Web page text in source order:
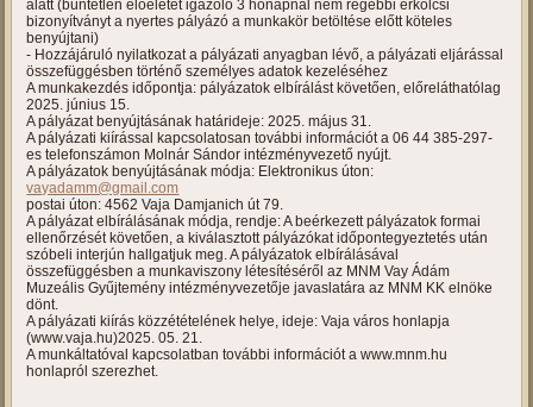
alatt (büntetlen előéletet igazoló 3 hónapnál nem régebbi erkölcsi
bizonyítványt a nyertes pályázó a munkakör betöltése előtt köteles
benyújtani)
- Hozzájáruló nyilatkozat a pályázati anyagban lévő, a pályázati eljárással
összefüggésben történő személyes adatok kezeléséhez
A munkakezdés időpontja: pályázatok elbírálást követően, előreláthatólag
2025. június 15.
A pályázat benyújtásának határideje: 2025. május 31.
A pályázati kiírással kapcsolatosan további információt a 06 44 385-297-
es telefonszámon Molnár Sándor intézményvezető nyújt.
A pályázatok benyújtásának módja: Elektronikus úton:
vayadamm@gmail.com
postai úton: 4562 Vaja Damjanich út 79.
A pályázat elbírálásának módja, rendje: A beérkezett pályázatok formai
ellenőrzését követően, a kiválasztott pályázókat időpontegyeztetés után
szóbeli interjún hallgatjuk meg. A pályázatok elbírálásával
összefüggésben a munkaviszony létesítéséről az MNM Vay Ádám
Muzeális Gyűjtemény intézményvezetője javaslatára az MNM KK elnöke
dönt.
A pályázati kiírás közzétételének helye, ideje: Vaja város honlapja
(www.vaja.hu)2025. 05. 21.
A munkáltatóval kapcsolatban további információt a www.mnm.hu
honlapról szerezhet.